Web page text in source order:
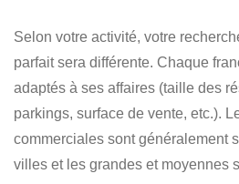
Selon votre activité, votre
parfait sera différente. Chaque
adaptés à ses affaires (taille des
parkings, surface de vente, etc.).
commerciales sont généralement
villes et les grandes et moyennes